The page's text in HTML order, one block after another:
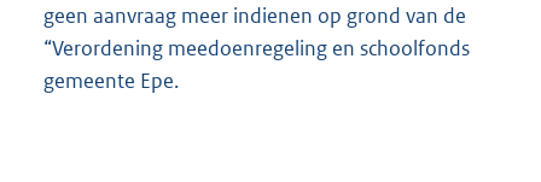
geen aanvraag meer indienen op grond van de
“Verordening meedoenregeling en schoolfonds
gemeente Epe.